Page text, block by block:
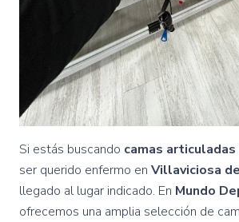
Si estás buscando camas articuladas
ser querido enfermo en Villaviciosa
llegado al lugar indicado. En Mundo
ofrecemos una amplia selección de